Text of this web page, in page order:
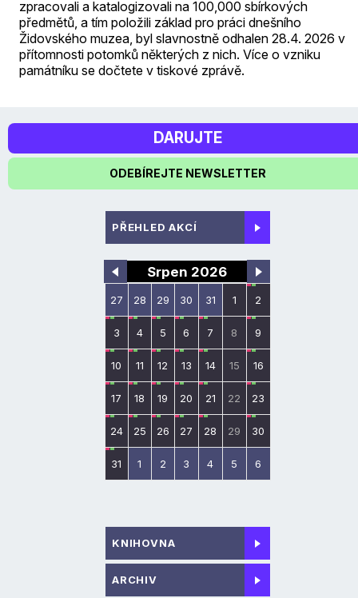
zpracovali a katalogizovali na 100,000 sbírkových
předmětů, a tím položili základ pro práci dnešního
Židovského muzea, byl slavnostně odhalen 28.4. 2026 v
přítomnosti potomků některých z nich. Více o vzniku
památníku se dočtete v tiskové zprávě.
DARUJTE
ODEBÍREJTE NEWSLETTER
PŘEHLED AKCÍ
Srpen 2026
27 28 29 30 31 1 2
3 4 5 6 7 8 9
10 11 12 13 14 15 16
17 18 19 20 21 22 23
24 25 26 27 28 29 30
31 1 2 3 4 5 6
KNIHOVNA
ARCHIV